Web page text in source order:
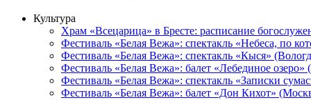
Культура
Храм «Всецарица» в Бресте: расписание
Фестиваль «Белая Вежа»: спектакль «Небеса, по
Фестиваль «Белая Вежа»: спектакль «Кыся»
Фестиваль «Белая Вежа»: балет «Лебединое
Фестиваль «Белая Вежа»: спектакль «Записки
Фестиваль «Белая Вежа»: балет «Дон Кихот»